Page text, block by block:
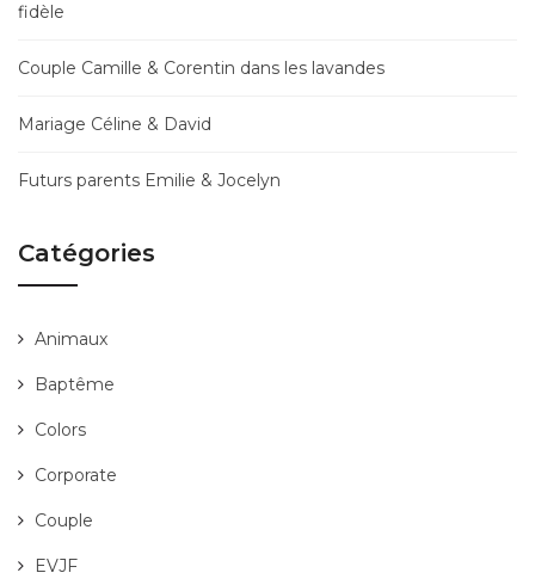
fidèle
Couple Camille & Corentin dans les lavandes
Mariage Céline & David
Futurs parents Emilie & Jocelyn
Catégories
Animaux
Baptême
Colors
Corporate
Couple
EVJF